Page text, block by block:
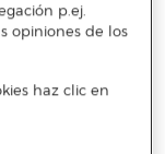
p.ej.
opiniones de los
haz clic en